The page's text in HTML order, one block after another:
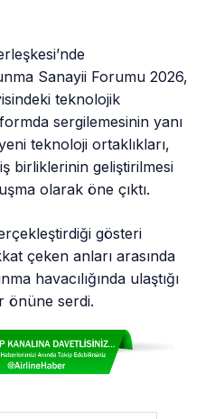
Sanayii Forumu 2026,
teknolojik
sergilemesinin yanı
teknoloji ortaklıkları,
birliklerinin geliştirilmesi
olarak öne çıktı.
gösteri
çeken anları arasında
havacılığında ulaştığı
önüne serdi.